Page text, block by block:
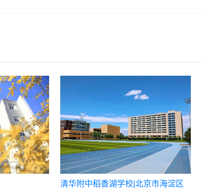
清华附中稻香湖学校|北京市海淀区